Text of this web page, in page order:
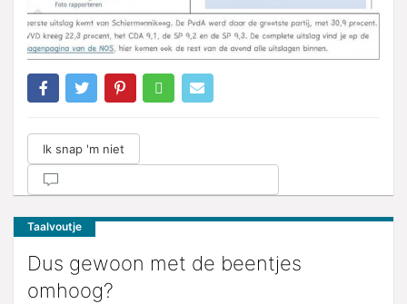
Ik snap 'm niet
Taalvoutje
Dus gewoon met de beentjes
omhoog?